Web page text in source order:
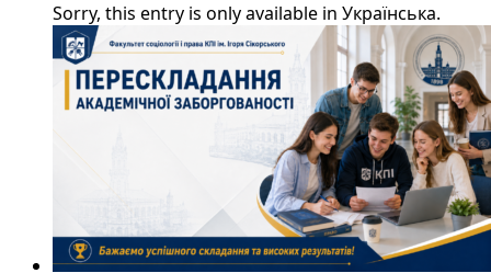
Sorry, this entry is only available in Українська.